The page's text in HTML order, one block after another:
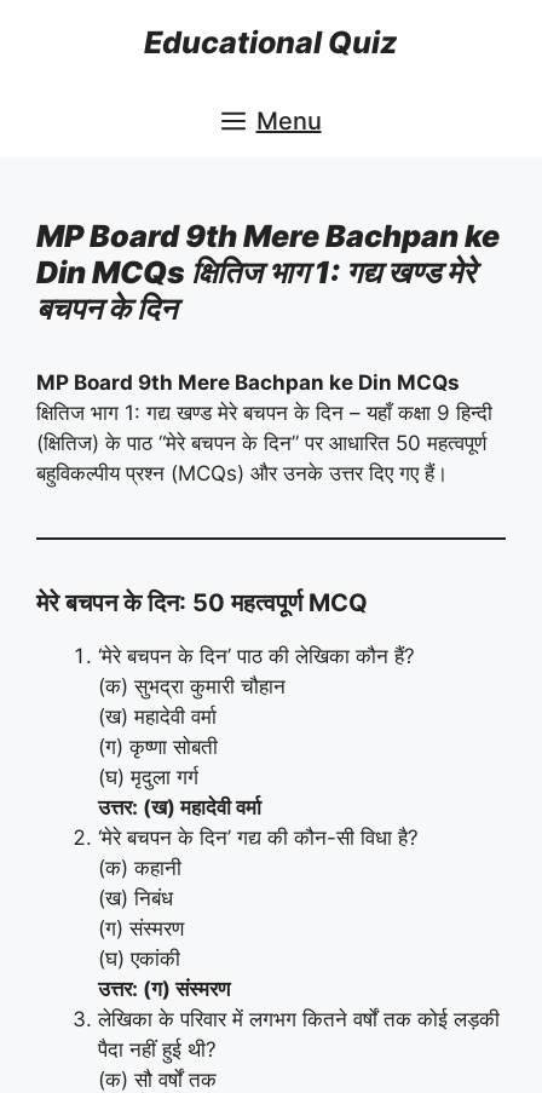
Educational Quiz
Menu
MP Board 9th Mere Bachpan ke
Din MCQs क्षितिज भाग 1: गद्य खण्ड मेरे
बचपन के दिन
MP Board 9th Mere Bachpan ke Din MCQs
क्षितिज भाग 1: गद्य खण्ड मेरे बचपन के दिन – यहाँ कक्षा 9 हिन्दी
(क्षितिज) के पाठ “मेरे बचपन के दिन” पर आधारित 50 महत्वपूर्ण
बहुविकल्पीय प्रश्न (MCQs) और उनके उत्तर दिए गए हैं।
मेरे बचपन के दिन: 50 महत्वपूर्ण MCQ
‘मेरे बचपन के दिन’ पाठ की लेखिका कौन हैं?
(क) सुभद्रा कुमारी चौहान
(ख) महादेवी वर्मा
(ग) कृष्णा सोबती
(घ) मृदुला गर्ग
उत्तर: (ख) महादेवी वर्मा
‘मेरे बचपन के दिन’ गद्य की कौन-सी विधा है?
(क) कहानी
(ख) निबंध
(ग) संस्मरण
(घ) एकांकी
उत्तर: (ग) संस्मरण
लेखिका के परिवार में लगभग कितने वर्षों तक कोई लड़की
पैदा नहीं हुई थी?
(क) सौ वर्षों तक